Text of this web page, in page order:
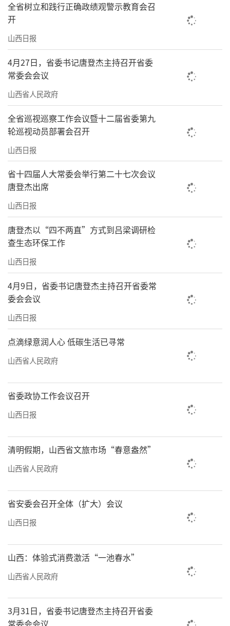
全省树立和践行正确政绩观警示教育会召
开
山西日报
4月27日，省委书记唐登杰主持召开省委
常委会会议
山西省人民政府
全省巡视巡察工作会议暨十二届省委第九
轮巡视动员部署会召开
山西日报
省十四届人大常委会举行第二十七次会议
唐登杰出席
山西日报
唐登杰以“四不两直”方式到吕梁调研检
查生态环保工作
山西日报
4月9日，省委书记唐登杰主持召开省委常
委会会议
山西日报
点滴绿意润人心 低碳生活已寻常
山西省人民政府
省委政协工作会议召开
山西日报
清明假期，山西省文旅市场“春意盎然”
山西省人民政府
省安委会召开全体（扩大）会议
山西日报
山西：体验式消费激活“一池春水”
山西省人民政府
3月31日，省委书记唐登杰主持召开省委